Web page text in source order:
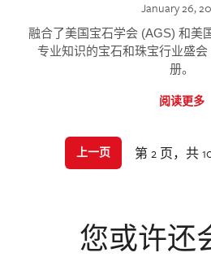
January 26,
融合了美国宝石学会 (AGS) 和美
专业知识的宝石和珠宝行业盛
册。
阅读更多
上一页 第 2 页，共
您或许还